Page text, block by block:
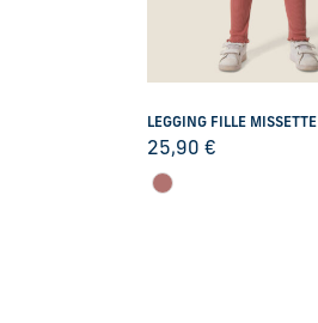
LEGGING FILLE MISSETTE
25,90€